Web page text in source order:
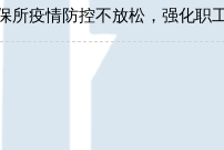
所疫情防控不放松，强化职